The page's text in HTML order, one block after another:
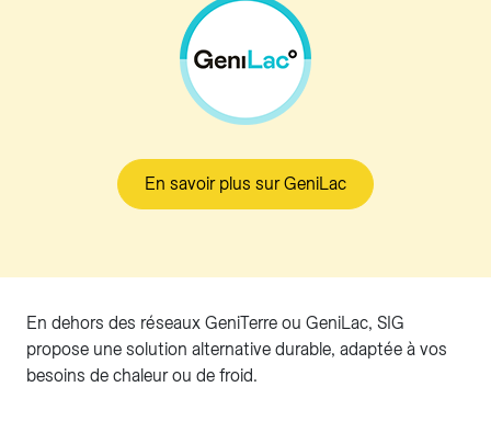
En savoir plus sur GeniLac
En dehors des réseaux GeniTerre ou GeniLac, SIG
propose une solution alternative durable, adaptée à vos
besoins de chaleur ou de froid.